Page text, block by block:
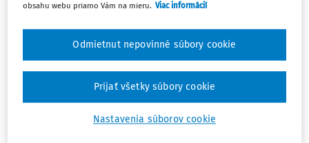
Celý dokument je len pre predplatiteľov.
Zaregistrujte sa a získajte
zadarmo prístup k vybranému obsahu na
10 dní.
Vďaka registrácii si môžete
obsahu webu priamo Vám na mieru. Viac informácií
Nastavenia súborov cookie
Odmietnut nepovinné súbory cookie
Prijať všetky súbory cookie